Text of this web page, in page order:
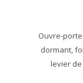
Ouvre-
dormant,
levier